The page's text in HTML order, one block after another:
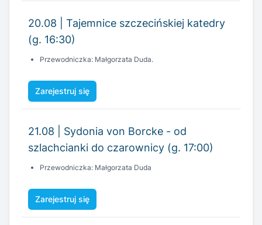
20.08 | Tajemnice szczecińskiej katedry
(g. 16:30)
Przewodniczka: Małgorzata Duda.
Zarejestruj się
21.08 | Sydonia von Borcke - od
szlachcianki do czarownicy (g. 17:00)
Przewodniczka: Małgorzata Duda
Zarejestruj się